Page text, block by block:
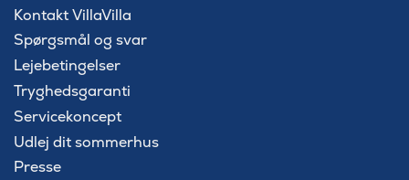
Kontakt VillaVilla
Spørgsmål og svar
Lejebetingelser
Tryghedsgaranti
Servicekoncept
Udlej dit sommerhus
Presse